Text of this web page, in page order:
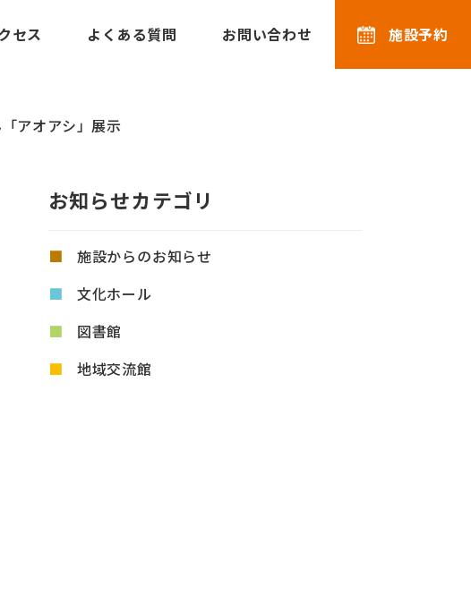
セス よくある質問 お問い合わせ 施設予約
アオアシ」展示
お知らせカテゴリ
施設からのお知らせ
文化ホール
図書館
地域交流館